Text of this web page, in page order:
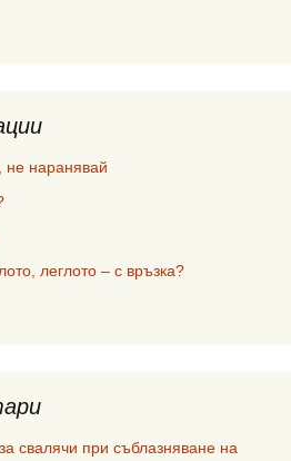
не наранявай
леглото – с връзка?
свалячи при съблазняване на